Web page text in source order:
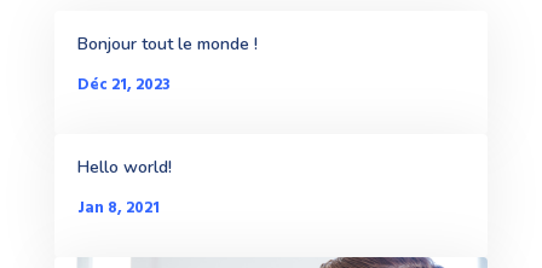
Bonjour tout le monde !
Déc 21, 2023
Hello world!
Jan 8, 2021